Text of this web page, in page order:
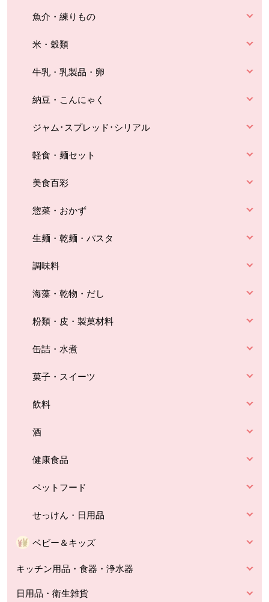
魚介・練りもの
米・穀類
牛乳・乳製品・卵
納豆・こんにゃく
ジャム･スプレッド･シリアル
軽食・麺セット
美食百彩
惣菜・おかず
生麺・乾麺・パスタ
調味料
海藻・乾物・だし
粉類・皮・製菓材料
缶詰・水煮
菓子・スイーツ
飲料
酒
健康食品
ペットフード
せっけん・日用品
ベビー＆キッズ
キッチン用品・食器・浄水器
日用品・衛生雑貨